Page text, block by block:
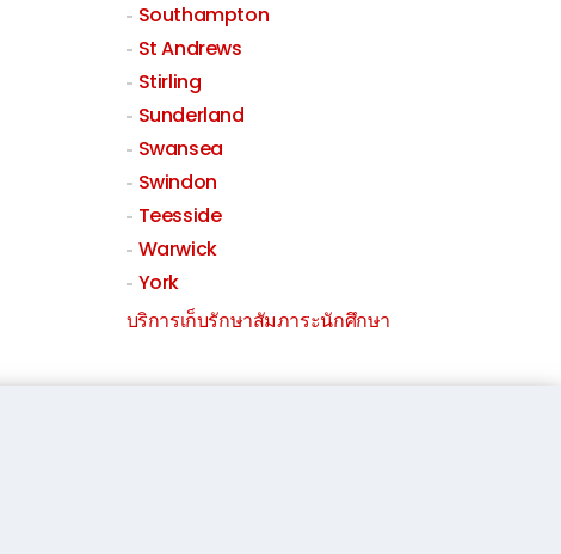
Southampton
St Andrews
Stirling
Sunderland
Swansea
Swindon
Teesside
Warwick
York
บริการเก็บรักษาสัมภาระนักศึกษา